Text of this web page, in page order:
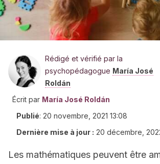
Rédigé et vérifié par la
psychopédagogue María José
Roldán
Écrit par María José Roldán
Publié: 20 novembre, 2021 13:08
Dernière mise à jour : 20 décembre,
Les mathématiques peuvent être